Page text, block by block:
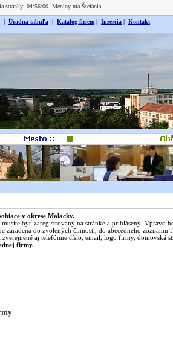
stránky: 04:56:00. Meniny má Štefánia.
| Úradná tabuľa | Katalóg firiem | Inzercia | Kontakt
v okrese Malacky.
byť zaregistrovaný na stránke a prihlásený. Vpravo
zaradená do zvolených činností, do abecedného
zverejnené aj telefónne číslo, email, logo firmy, domovská
firmy.